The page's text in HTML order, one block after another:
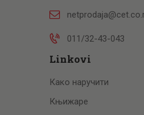
011/32-43-043
Linkovi
Како наручити
Књижаре